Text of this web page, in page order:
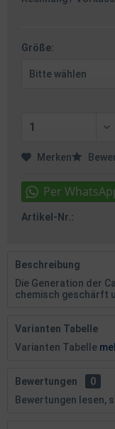
Größe:
Merken
Artikel-Nr.:
Beschreibung
Die Generation der
chemisch geschärft
Varianten Tabelle
Varianten Tabelle
Bewertungen
0
Bewertungen lesen,